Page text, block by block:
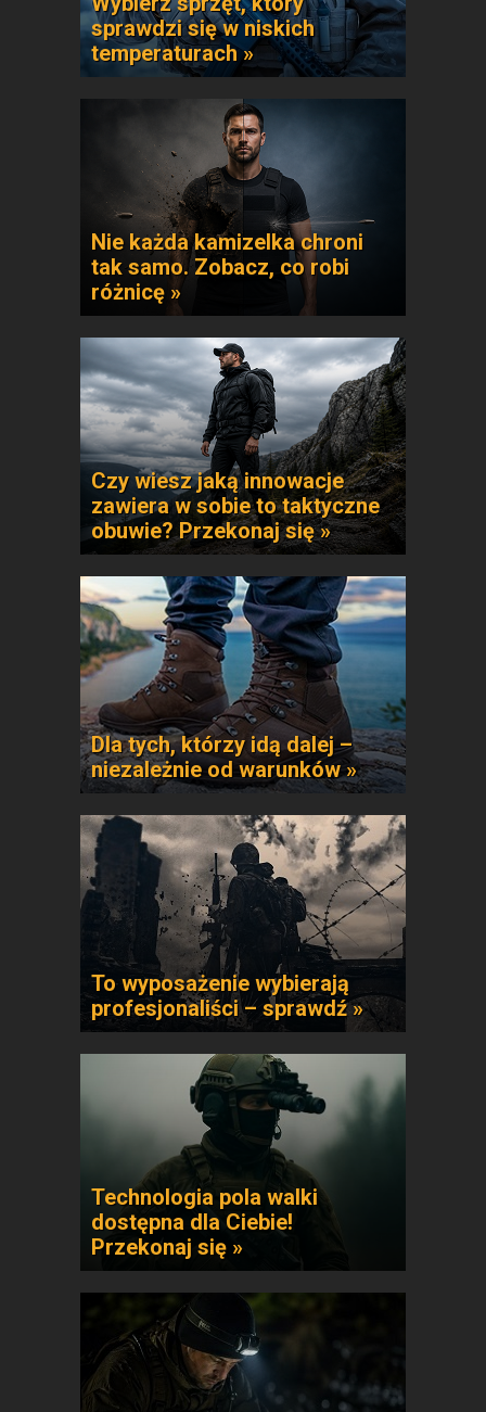
sprawdzi się w niskich
temperaturach »
Nie każda kamizelka chroni
tak samo. Zobacz, co robi
różnicę »
Czy wiesz jaką innowacje
zawiera w sobie to taktyczne
obuwie? Przekonaj się »
Dla tych, którzy idą dalej –
niezależnie od warunków »
To wyposażenie wybierają
profesjonaliści – sprawdź »
Technologia pola walki
dostępna dla Ciebie!
Przekonaj się »